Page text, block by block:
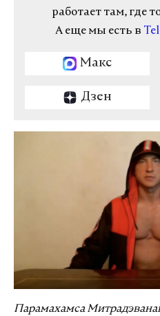
работает там, где
А еще мы есть в
Макс
Дзен
Парамахамса